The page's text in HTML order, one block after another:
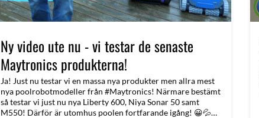
Ny video ute nu - vi testar de senaste
Maytronics produkterna!
Ja! Just nu testar vi en massa nya produkter men allra mest
nya poolrobotmodeller från #Maytronics! Närmare bestämt
så testar vi just nu nya Liberty 600, Niya Sonar 50 samt
M550! Därför är utomhus poolen fortfarande igång! 😀💦🌴